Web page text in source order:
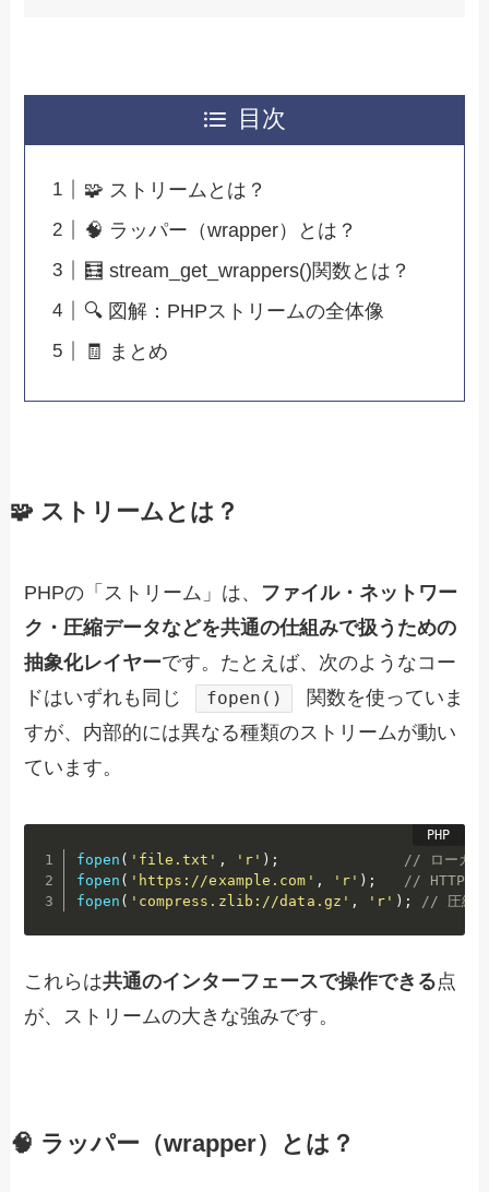
目次
🧩 ストリームとは？
🧠 ラッパー（wrapper）とは？
🧮 stream_get_wrappers()関数とは？
🔍 図解：PHPストリームの全体像
🧾 まとめ
🧩 ストリームとは？
PHPの「ストリーム」は、 ファイル・ネットワー
ク・圧縮データなどを共通の仕組みで扱うための
抽象化レイヤーです。たとえば、次のようなコー
ドはいずれも同じ
fopen()
関数を使っていま
すが、内部的には異なる種類のストリームが動い
ています。
fopen ( 'file.txt' , 'r' ) ;
// ローカル
fopen ( 'https://example.com' , 'r' ) ;
// HTTP通
fopen ( 'compress.zlib://data.gz' , 'r' ) ; // 圧縮
これらは共通のインターフェースで操作できる点
が、ストリームの大きな強みです。
🧠 ラッパー（wrapper）とは？